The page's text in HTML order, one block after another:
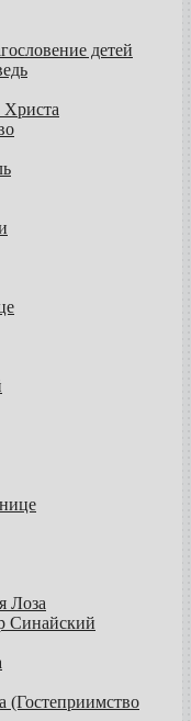
детей
Лоза
Синайский
(Гостеприимство